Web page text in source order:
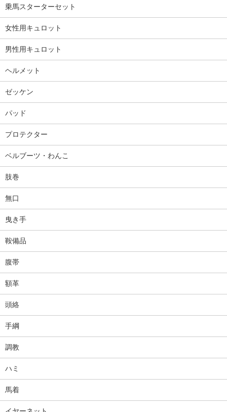
乗馬スターターセット
女性用キュロット
男性用キュロット
ヘルメット
ゼッケン
パッド
プロテクター
ベルブーツ・わんこ
肢巻
無口
曳き手
鞍備品
腹帯
額革
頭絡
手綱
調教
ハミ
馬着